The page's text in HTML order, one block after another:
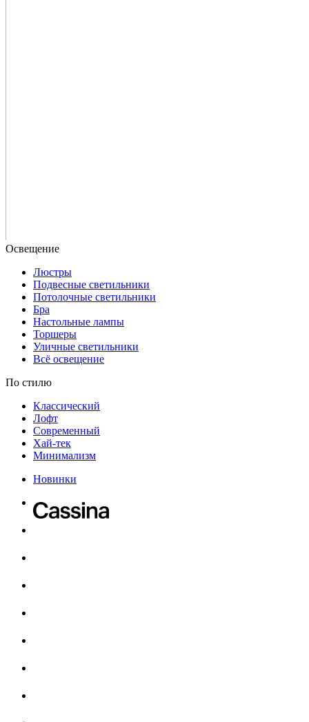
Люстры
Подвесные светильники
Потолочные светильники
Бра
Настольные лампы
Торшеры
Уличные светильники